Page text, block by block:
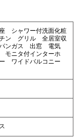
シャワー付洗面化粧
ン グリル 全居室収
ンガス 出窓 電気
ニタ付インターホ
ワイドバルコニー